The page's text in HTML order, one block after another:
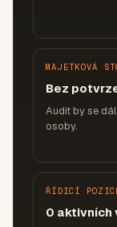
MAJETKOVÁ
Bez
Audit by se
osoby.
ŘÍDICÍ
0 aktivních